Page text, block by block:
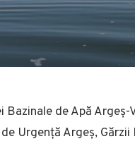
de Apă
Urgență Argeș,